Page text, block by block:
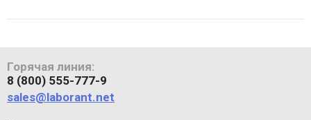
Горячая линия:
8 (800) 555-777-9
sales@laborant.net